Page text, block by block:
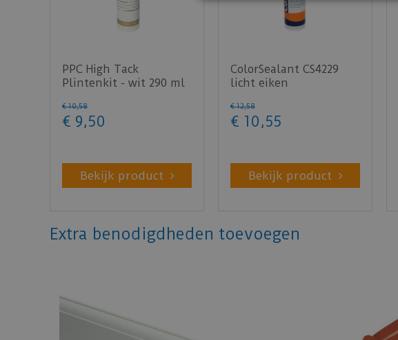
PPC High Tack
Plintenkit - wit 290 ml
€ 10,58
€ 9,50
Bekijk product
ColorSealant CS4229
licht eiken
€ 12,58
€ 10 ,55
Bekijk product
Extra benodigdheden toevoegen